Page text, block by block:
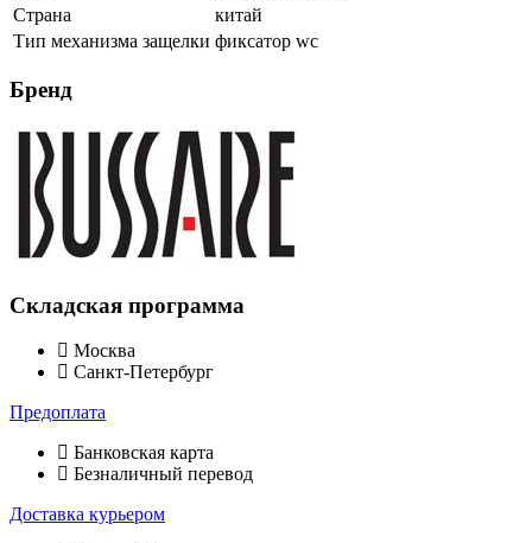
Страна
китай
Тип механизма защелки фиксатор wc
Бренд
Складская программа
Москва
Санкт-Петербург
Предоплата
Банковская карта
Безналичный перевод
Доставка курьером